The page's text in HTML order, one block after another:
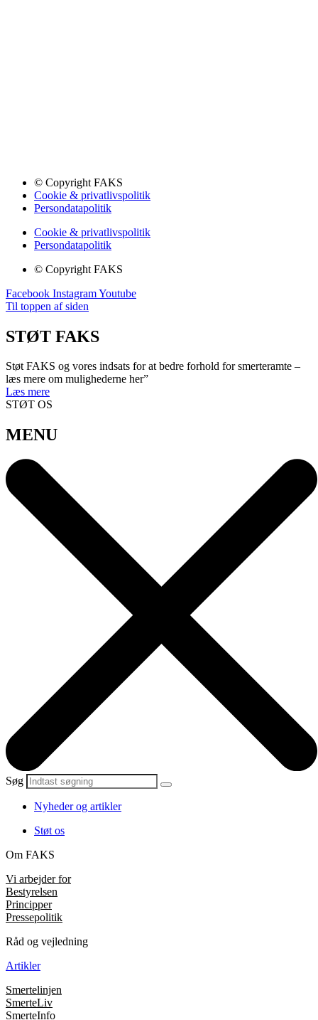
© Copyright FAKS
Cookie & privatlivspolitik
Persondatapolitik
Cookie & privatlivspolitik
Persondatapolitik
© Copyright FAKS
Facebook InstagramYoutube
Til toppen af siden
STØT FAKS
Støt FAKS og vores indsats for at bedre forhold for smerteramte –
læs mere om mulighederne her”
Læs mere
STØT OS
MENU
Søg
Nyheder og artikler
Støt os
Om FAKS
Vi arbejder for
Bestyrelsen
Principper
Pressepolitik
Råd og vejledning
Artikler
Smertelinjen
SmerteLiv
SmerteInfo